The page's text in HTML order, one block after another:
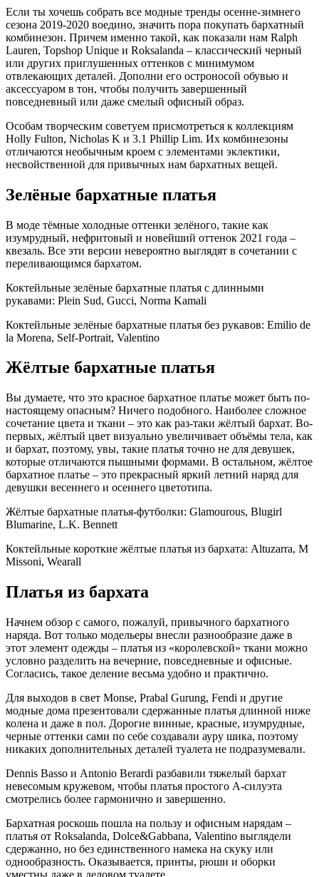
Если ты хочешь собрать все модные тренды осенне-зимнего
сезона 2019-2020 воедино, значить пора покупать бархатный
комбинезон. Причем именно такой, как показали нам Ralph
Lauren, Topshop Unique и Roksalanda – классический черный
или других приглушенных оттенков с минимумом
отвлекающих деталей. Дополни его остроносой обувью и
аксессуаром в тон, чтобы получить завершенный
повседневный или даже смелый офисный образ.
Особам творческим советуем присмотреться к коллекциям
Holly Fulton, Nicholas K и 3.1 Phillip Lim. Их комбинезоны
отличаются необычным кроем с элементами эклектики,
несвойственной для привычных нам бархатных вещей.
Зелёные бархатные платья
В моде тёмные холодные оттенки зелёного, такие как
изумрудный, нефритовый и новейший оттенок 2021 года –
квезаль. Все эти версии невероятно выглядят в сочетании с
переливающимся бархатом.
Коктейльные зелёные бархатные платья с длинными
рукавами: Plein Sud, Gucci, Norma Kamali
Коктейльные зелёные бархатные платья без рукавов: Emilio de
la Morena, Self-Portrait, Valentino
Жёлтые бархатные платья
Вы думаете, что это красное бархатное платье может быть по-
настоящему опасным? Ничего подобного. Наиболее сложное
сочетание цвета и ткани – это как раз-таки жёлтый бархат. Во-
первых, жёлтый цвет визуально увеличивает объёмы тела, как
и бархат, поэтому, увы, такие платья точно не для девушек,
которые отличаются пышными формами. В остальном, жёлтое
бархатное платье – это прекрасный яркий летний наряд для
девушки весеннего и осеннего цветотипа.
Жёлтые бархатные платья-футболки: Glamourous, Blugirl
Blumarine, L.K. Bennett
Коктейльные короткие жёлтые платья из бархата: Altuzarra, M
Missoni, Wearall
Платья из бархата
Начнем обзор с самого, пожалуй, привычного бархатного
наряда. Вот только модельеры внесли разнообразие даже в
этот элемент одежды – платья из «королевской» ткани можно
условно разделить на вечерние, повседневные и офисные.
Согласись, такое деление весьма удобно и практично.
Для выходов в свет Monse, Prabal Gurung, Fendi и другие
модные дома презентовали сдержанные платья длинной ниже
колена и даже в пол. Дорогие винные, красные, изумрудные,
черные оттенки сами по себе создавали ауру шика, поэтому
никаких дополнительных деталей туалета не подразумевали.
Dennis Basso и Antonio Berardi разбавили тяжелый бархат
невесомым кружевом, чтобы платья простого А-силуэта
смотрелись более гармонично и завершенно.
Бархатная роскошь пошла на пользу и офисным нарядам –
платья от Roksalanda, Dolce&Gabbana, Valentino выглядели
сдержанно, но без единственного намека на скуку или
однообразность. Оказывается, принты, рюши и оборки